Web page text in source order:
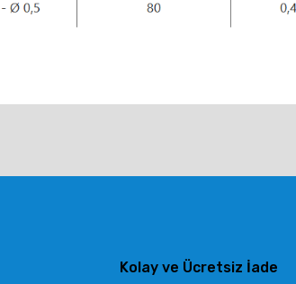
Kolay ve Ücretsiz İade